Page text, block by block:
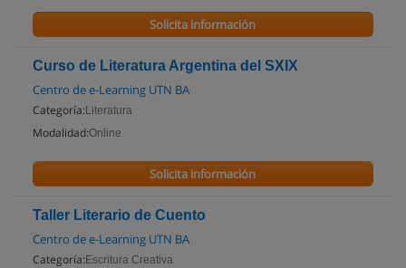
Solicita información
Curso de Literatura Argentina del SXIX
Centro de e-Learning UTN BA
Categoría: Literatura
Modalidad:Online
Solicita información
Taller Literario de Cuento
Centro de e-Learning UTN BA
Categoría: Escritura Creativa